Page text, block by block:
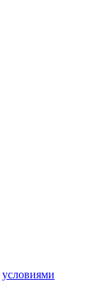
условиями